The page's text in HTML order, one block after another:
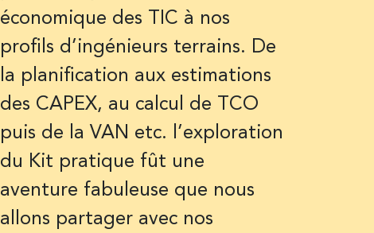
économique des TIC à nos
profils d’ingénieurs terrains. De
la planification aux estimations
des CAPEX, au calcul de TCO
puis de la VAN etc. l’exploration
du Kit pratique fût une
aventure fabuleuse que nous
allons partager avec nos